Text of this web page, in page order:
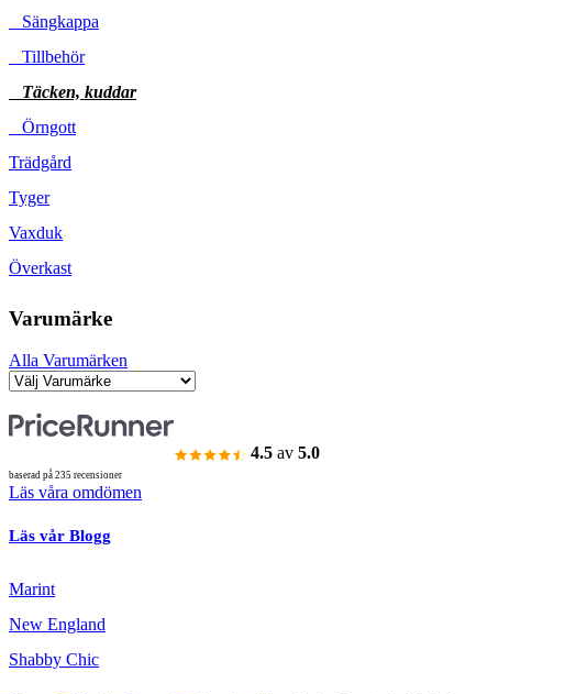
Sängkappa
Tillbehör
Täcken, kuddar
Örngott
Trädgård
Tyger
Vaxduk
Överkast
Varumärke
Alla Varumärken
4.5 av 5.0
baserad på 235 recensioner
Läs våra omdömen
Läs vår Blogg
Marint
New England
Shabby Chic